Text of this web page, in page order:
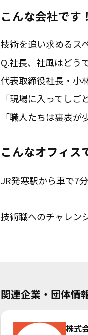
こんな会社です！
技術を追い求めるス
Q.社長、社風はどう
代表取締役社長・小
「現場に入ってしご
「職人たちは裏表が
こんなオフィス
JR発寒駅から車で7分
技術職へのチャレン
関連企業・団体情
株式